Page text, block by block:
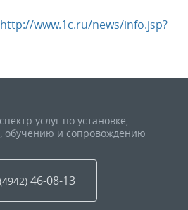
http://www.1c.ru/news/info.jsp?
услуг по установке,
обучению и сопровождению
) 46-08-13